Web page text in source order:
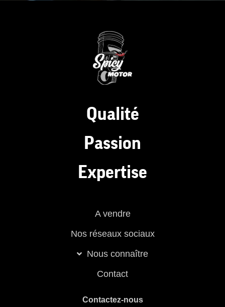
Qualité
Passion
Expertise
A vendre
Nos réseaux sociaux
Nous connaître
Contact
Contactez-nous